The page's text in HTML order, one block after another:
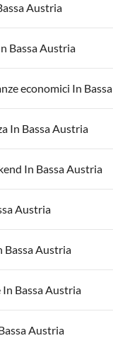
Austria
Bassa Austria
economici In
In Bassa Austria
In Bassa Austria
Austria
Bassa Austria
Bassa Austria
Austria